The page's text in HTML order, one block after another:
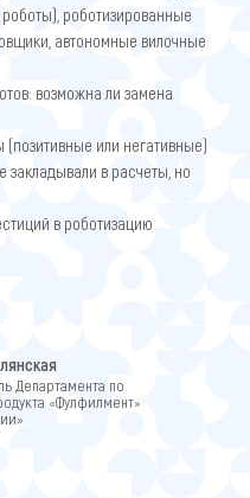
роботизированные
автономные вилочные
возможна ли замена
или негативные)
закладывали в расчеты, но
в роботизацию
Департамента по
«Фулфилмент»